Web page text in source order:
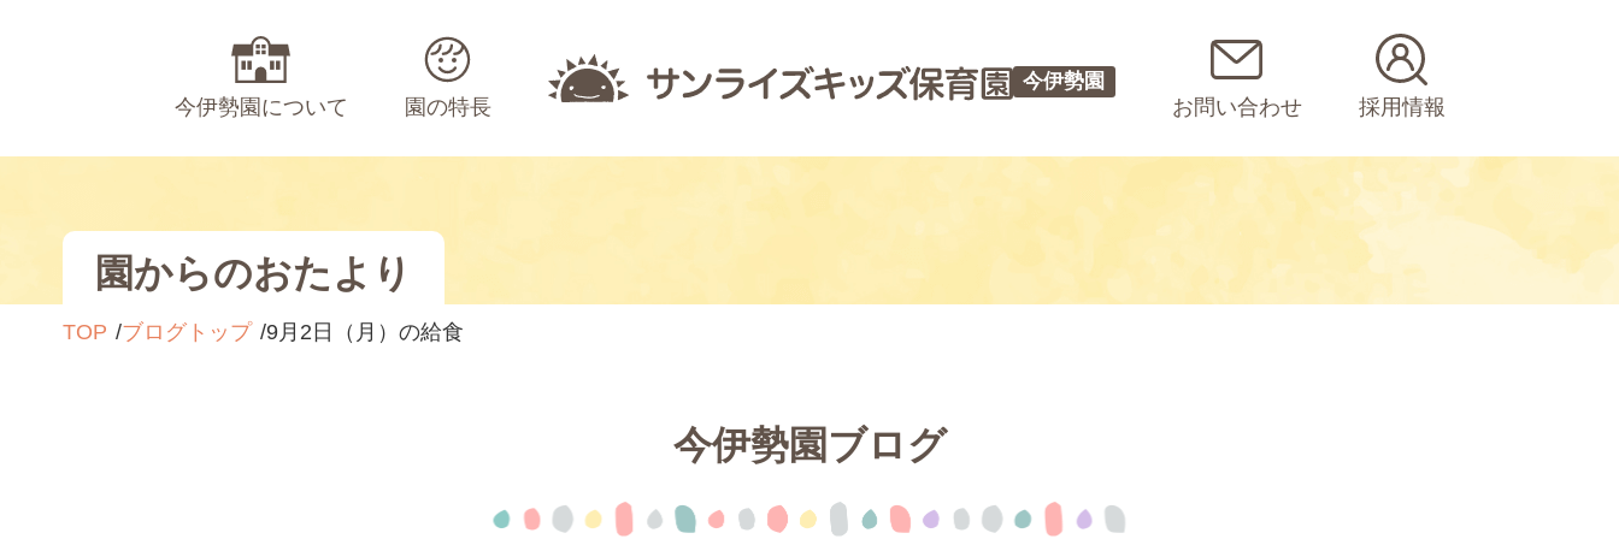
今伊勢園について 園の特長
今伊勢園
お問い合わせ 採用情報
園からのおたより
TOP ブログトップ 9月2日（月）の給食
今伊勢園ブログ